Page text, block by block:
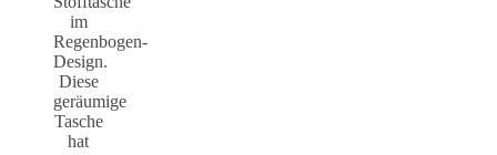
im
Regenbogen-
Design.
Diese
geräumige
Tasche
hat